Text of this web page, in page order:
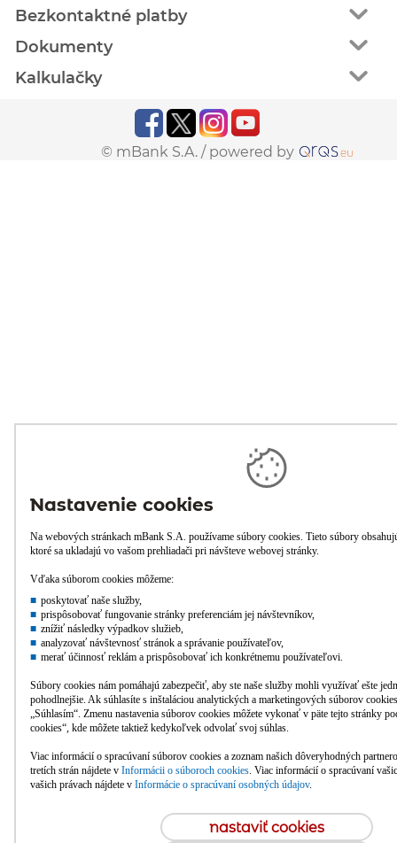
Bezkontaktné platby
Dokumenty
Kalkulačky
© mBank S.A. / powered by